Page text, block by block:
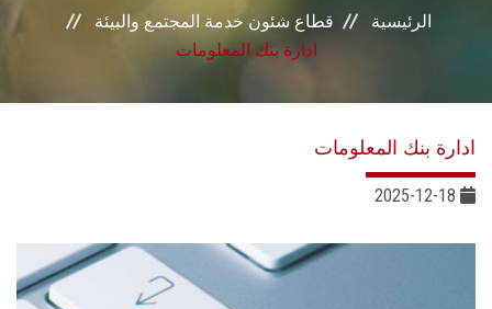
الجودة
تواصل معنا
الرئيسية
قطاع شئون خدمة المجتمع والبيئة
ادارة بنك المعلومات
ادارة بنك المعلومات